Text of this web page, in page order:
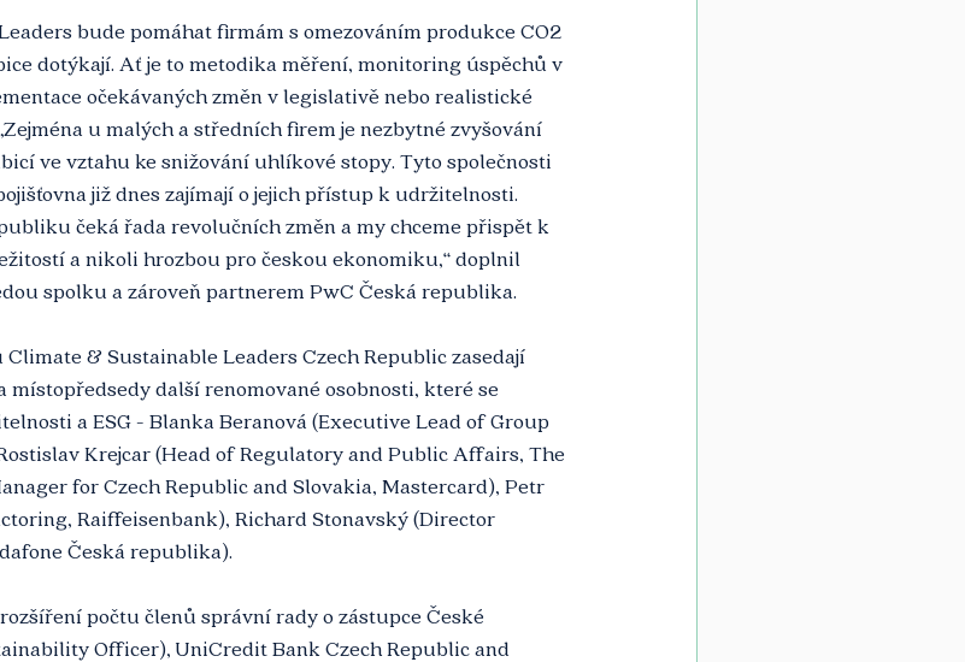
bude pomáhat firmám s omezováním produkce CO2
dotýkají. Ať je to metodika měření, monitoring úspěchů v
očekávaných změn v legislativě nebo realistické
u malých a středních firem je nezbytné zvyšování
ve vztahu ke snižování uhlíkové stopy. Tyto společnosti
již dnes zajímají o jejich přístup k udržitelnosti.
čeká řada revolučních změn a my chceme přispět k
a nikoli hrozbou pro českou ekonomiku,“ doplnil
spolku a zároveň partnerem PwC Česká republika.
& Sustainable Leaders Czech Republic zasedají
místopředsedy další renomované osobnosti, které se
a ESG - Blanka Beranová (Executive Lead of Group
Krejcar (Head of Regulatory and Public Affairs, The
for Czech Republic and Slovakia, Mastercard), Petr
Raiffeisenbank), Richard Stonavský (Director
Česká republika).
počtu členů správní rady o zástupce České
Officer), UniCredit Bank Czech Republic and